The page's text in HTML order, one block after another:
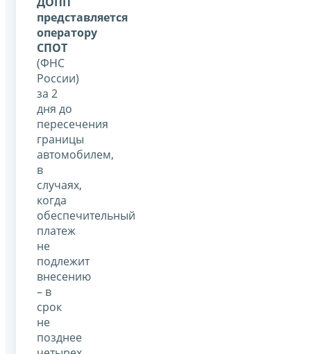
представляется
оператору
СПОТ
(ФНС
России)
за 2
дня до
пересечения
границы
автомобилем,
в
случаях,
когда
обеспечительный
платеж
не
подлежит
внесению
– в
срок
не
позднее